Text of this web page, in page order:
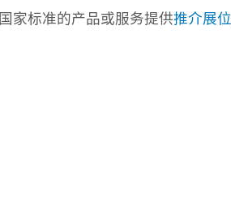
家标准的产品或服务提供推介展位